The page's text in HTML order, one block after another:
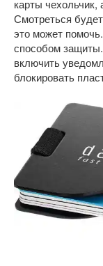
карты чехольчик,
Смотреться
это может
способом защиты.
включить
блокировать